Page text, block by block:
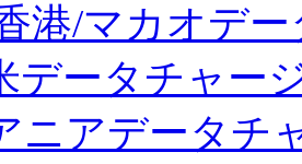
港/マカオデ
データチャー
ニアデータチ